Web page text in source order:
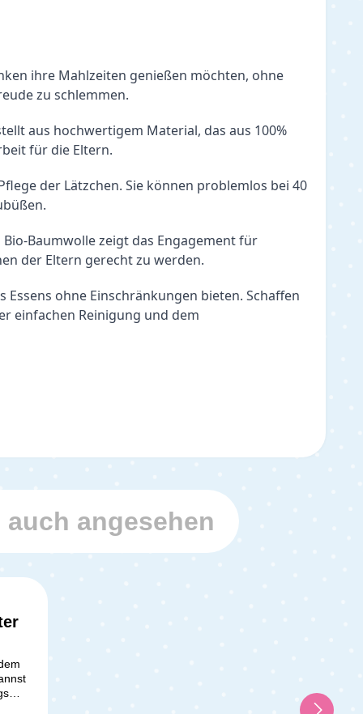
ihre Mahlzeiten genießen möchten, ohne
zu schlemmen.
aus hochwertigem Material, das aus 100%
für die Eltern.
der Lätzchen. Sie können problemlos bei 40
Baumwolle zeigt das Engagement für
der Eltern gerecht zu werden.
ohne Einschränkungen bieten. Schaffen
einfachen Reinigung und dem
angesehen